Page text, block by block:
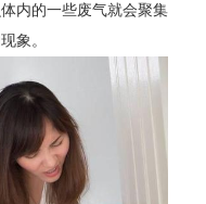
内的一些废气就会聚集
象。